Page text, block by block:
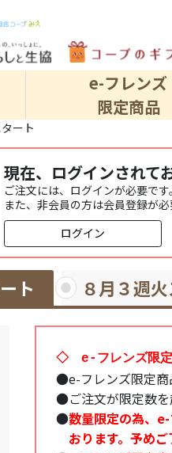
e-フレンズ
限定商品
ート
現在、ログインされて
ご注文には、ログインが必要で
また、非会員の方は会員登録が
ログイン
ト ８月３週
◇ e-フレンズ限
●e-フレンズ限定
●ご注文が限定数
●数量限定の為、
おります。予め